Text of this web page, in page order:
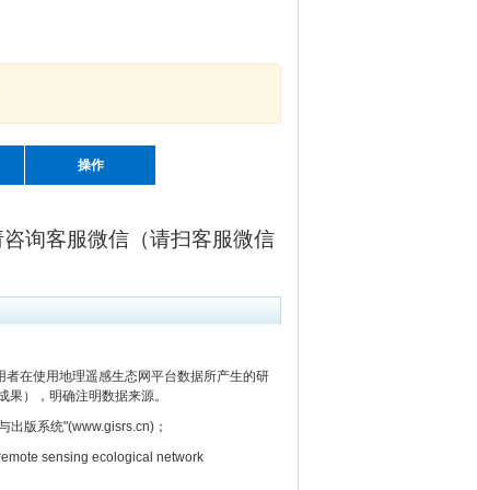
操作
询客服微信（请扫客服微信
在使用地理遥感生态网平台数据所产生的研
），明确注明数据来源。
版系统"(www.gisrs.cn)；
sensing ecological network